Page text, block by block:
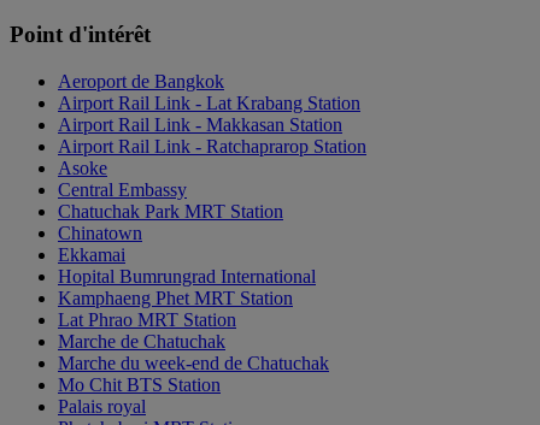
Point d'intérêt
Aeroport de Bangkok
Airport Rail Link - Lat Krabang Station
Airport Rail Link - Makkasan Station
Airport Rail Link - Ratchaprarop Station
Asoke
Central Embassy
Chatuchak Park MRT Station
Chinatown
Ekkamai
Hopital Bumrungrad International
Kamphaeng Phet MRT Station
Lat Phrao MRT Station
Marche de Chatuchak
Marche du week-end de Chatuchak
Mo Chit BTS Station
Palais royal